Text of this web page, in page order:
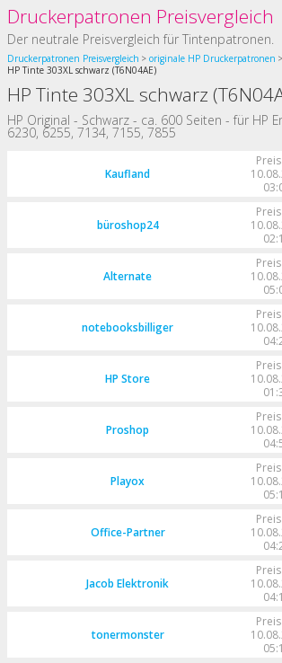
Druckerpatronen Preisvergleich
Der neutrale Preisvergleich für Tintenpatronen.
Druckerpatronen Preisvergleich
originale HP Druckerpatronen
HP Tinte 303XL schwarz (T6N04AE)
HP Tinte 303XL schwarz
HP Original - Schwarz - ca. 600 Seiten - für HP
6230, 6255, 7134, 7155, 7855
Kaufland
büroshop24
Alternate
notebooksbilliger
HP Store
Proshop
Playox
Office-Partner
Jacob Elektronik
tonermonster